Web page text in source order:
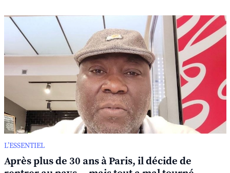
L’ESSENTIEL
Après plus de 30 ans à Paris, il décide de